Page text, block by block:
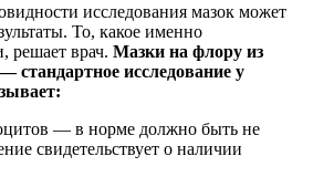
исследования мазок может
То, какое именно
решает врач. Мазки на флору из
исследование у
— в норме должно быть не
свидетельствует о наличии